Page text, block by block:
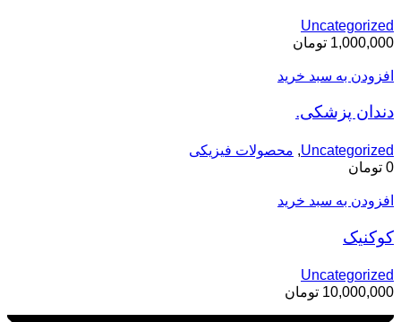
Uncategorized
1,000,000 تومان
افزودن به سبد خرید
دندان پزشکی.
Uncategorized
, محصولات فیزیکی
0 تومان
افزودن به سبد خرید
کوکنیک
Uncategorized
10,000,000 تومان